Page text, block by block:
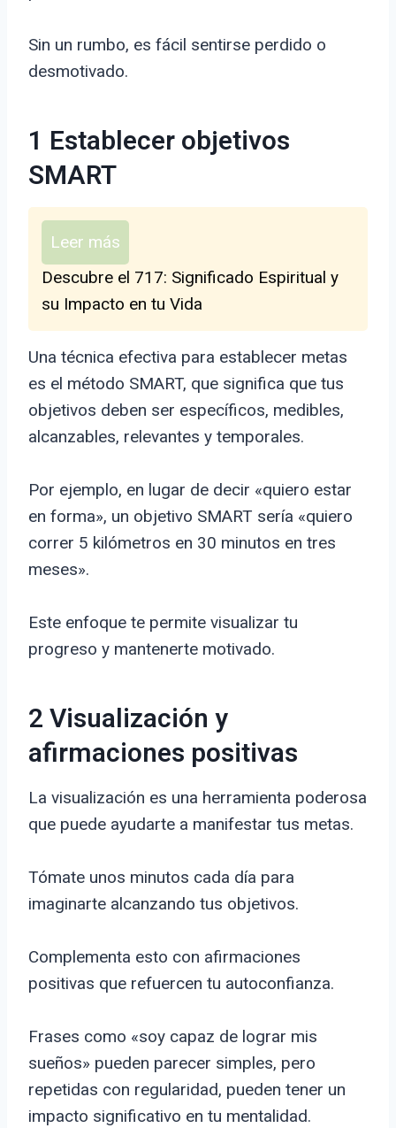
Sin un rumbo, es fácil sentirse perdido o
desmotivado.
1 Establecer objetivos
SMART
Leer más
Descubre el 717: Significado Espiritual y
su Impacto en tu Vida
Una técnica efectiva para establecer metas
es el método SMART, que significa que tus
objetivos deben ser específicos, medibles,
alcanzables, relevantes y temporales.
Por ejemplo, en lugar de decir «quiero estar
en forma», un objetivo SMART sería «quiero
correr 5 kilómetros en 30 minutos en tres
meses».
Este enfoque te permite visualizar tu
progreso y mantenerte motivado.
2 Visualización y
afirmaciones positivas
La visualización es una herramienta poderosa
que puede ayudarte a manifestar tus metas.
Tómate unos minutos cada día para
imaginarte alcanzando tus objetivos.
Complementa esto con afirmaciones
positivas que refuercen tu autoconfianza.
Frases como «soy capaz de lograr mis
sueños» pueden parecer simples, pero
repetidas con regularidad, pueden tener un
impacto significativo en tu mentalidad.